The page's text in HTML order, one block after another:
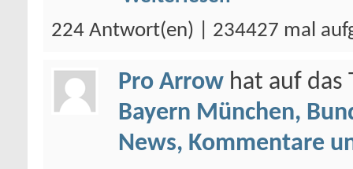
224 Antwort(en) | 234427 mal
Pro Arrow hat auf das
Bayern München,
News, Kommentare